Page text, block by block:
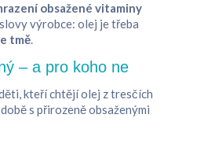
obsažené vitaminy
výrobce: olej je třeba
tmě.
– a pro koho ne
kteří chtějí olej z tresčích
s přirozeně obsaženými